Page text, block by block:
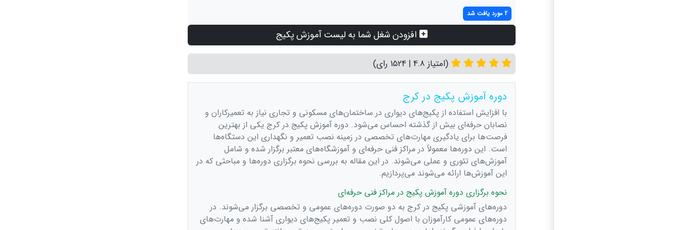
2 مورد یافت شد
افزودن شغل شما به لیست آموزش پکیج
(امتیاز 4.8 | 1524 رای)
دوره آموزش پکیج در کرج
با افزایش استفاده از پکیج‌های دیواری در ساختمان‌های مسکونی و تجاری نیاز به تعمیرکاران و
نصابان حرفه‌ای بیش از گذشته احساس می‌شود. دوره آموزش پکیج در کرج یکی از بهترین
فرصت‌ها برای یادگیری مهارت‌های تخصصی در زمینه نصب تعمیر و نگهداری این دستگاه‌ها
است. این دوره‌ها معمولاً در مراکز فنی حرفه‌ای و آموزشگاه‌های معتبر برگزار شده و شامل
آموزش‌های تئوری و عملی می‌شوند. در این مقاله به بررسی نحوه برگزاری دوره‌ها و مباحثی که در
این آموزش‌ها ارائه می‌شوند می‌پردازیم.
نحوه برگزاری دوره آموزش پکیج در مراکز فنی حرفه‌ای
دوره‌های آموزشی پکیج در کرج به دو صورت دوره‌های عمومی و تخصصی برگزار می‌شوند. در
دوره‌های عمومی کارآموزان با اصول کلی نصب و تعمیر پکیج‌های دیواری آشنا شده و مهارت‌های